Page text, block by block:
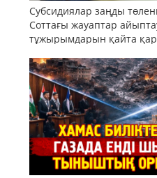
Субсидиялар заңды
Соттағы жауаптар
тұжырымдарын қайта